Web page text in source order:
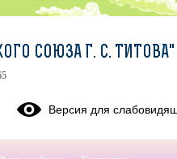
СОЮЗА Г. С. ТИТОВА"
Версия для